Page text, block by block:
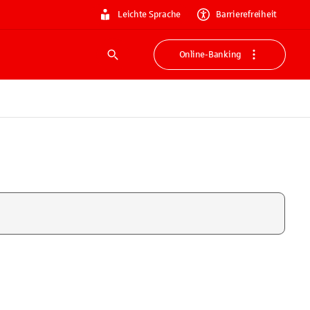
Leichte Sprache Barrierefreiheit
Suche
Online-Banking